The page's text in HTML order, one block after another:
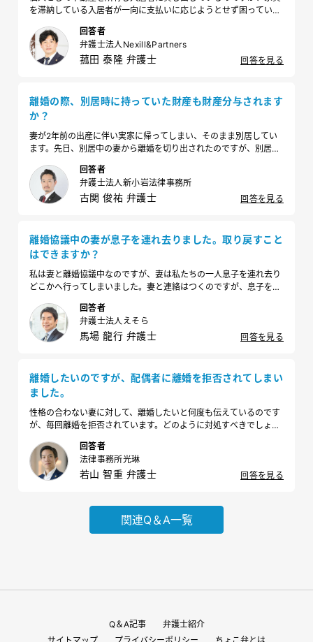
を滞納している入居者が一向に支払いに応じようとせず困っていま
すが、どのように請求すべきでしょうか？
回答者
弁護士法人Nexill&Partners
菰田 泰隆 弁護士 回答を見る
離婚の際、別居時に持っていた財産も財産分与されます
か？
妻が2年前の出産に伴い実家に帰ってしまい、そのまま別居してい
ます。先日、別居中の妻から離婚を切り出されたのですが、別居中
回答者
弁護士法人新小岩法律事務所
古関 俊祐 弁護士 回答を見る
離婚協議中の妻が息子を連れ去りました。取り戻すこと
はできますか？
私は妻と離婚協議中なのですが、妻は私たちの一人息子を連れ去り
どこかへ行ってしまいました。妻と連絡はつくのですが、息子を手
か？
回答者
弁護士法人えそら
馬場 龍行 弁護士 回答を見る
離婚したいのですが、配偶者に離婚を拒否されてしまい
ました。
性格の合わない妻に対して、離婚したいと何度も伝えているのです
が、毎回離婚を拒否されています。どのように対処すべきでしょう
回答者
法律事務所光琳
若山 智重 弁護士 回答を見る
関連Q＆A一覧
Q＆A記事
弁護士紹介